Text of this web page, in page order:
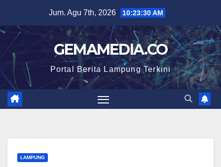
content
Jum. Agu 7th, 2026 10:23:31 AM
GEMAMEDIA.CO
Portal Berita Lampung Terkini
LAMPUNG